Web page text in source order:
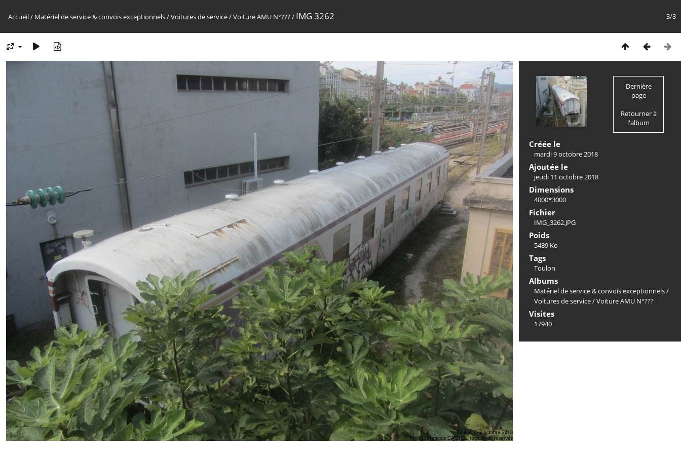
3/3
Accueil/ Matériel de service & convois exceptionnels/Voitures de service/Voiture AMU N°???/ IMG 3262
Dernière
page
Retourner à
l'album
Créée le
mardi 9 octobre 2018
Ajoutée le
jeudi 11 octobre 2018
Dimensions
4000*3000
Fichier
IMG_3262.JPG
Poids
5489 Ko
Tags
Toulon
Albums
Matériel de service & convois exceptionnels/
Voitures de service/Voiture AMU N°???
Visites
17940